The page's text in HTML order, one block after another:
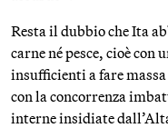
Resta il dubbio che Ita
carne né pesce, cioè
insufficienti a fare
con la concorrenza
interne insidiate